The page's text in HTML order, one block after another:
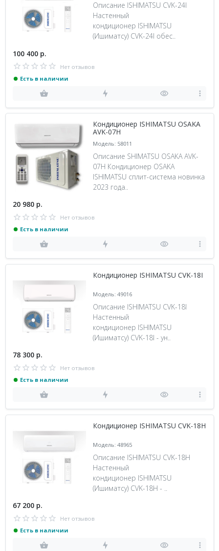
Описание ISHIMATSU CVK-24I
Настенный
кондиционер ISHIMATSU
(Ишиматсу) CVK-24I обес..
100 400 р.
Нет отзывов
Есть в наличии
Кондиционер ISHIMATSU OSAKA
AVK-07H
Модель: 58011
Описание SHIMATSU OSAKA AVK-
07H Кондиционер OSAKA
ISHIMATSU сплит-система новинка
2023 года..
20 980 р.
Нет отзывов
Есть в наличии
Кондиционер ISHIMATSU CVK-18I
Модель: 49016
Описание ISHIMATSU CVK-18I
Настенный
кондиционер ISHIMATSU
(Ишиматсу) CVK-18I - ун..
78 300 р.
Нет отзывов
Есть в наличии
Кондиционер ISHIMATSU CVK-18H
Модель: 48965
Описание ISHIMATSU CVK-18H
Настенный
кондиционер ISHIMATSU
(Ишиматсу) CVK-18H - ..
67 200 р.
Нет отзывов
Есть в наличии